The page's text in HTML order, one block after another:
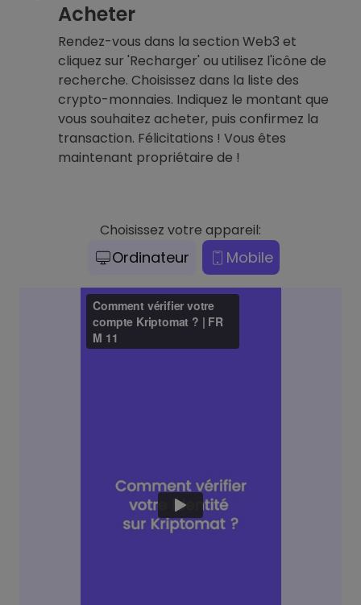
Acheter
Rendez-vous dans la section Web3 et
cliquez sur 'Recharger' ou utilisez l'icône de
recherche. Choisissez dans la liste des
crypto-monnaies. Indiquez le montant que
vous souhaitez acheter, puis confirmez la
transaction. Félicitations ! Vous êtes
maintenant propriétaire de !
Choisissez votre appareil:
Ordinateur Mobile